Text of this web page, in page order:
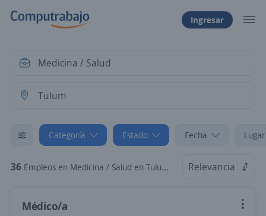
Ingresar
Categoría Estado Fecha
36 Empleos en Medicina / Salud en Tulum, Quintana Roo Relevancia
Médico/a